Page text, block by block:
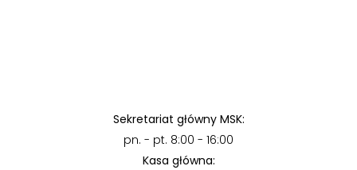
Sekretariat główny MSK:
pn. - pt. 8:00 - 16:00
Kasa główna: